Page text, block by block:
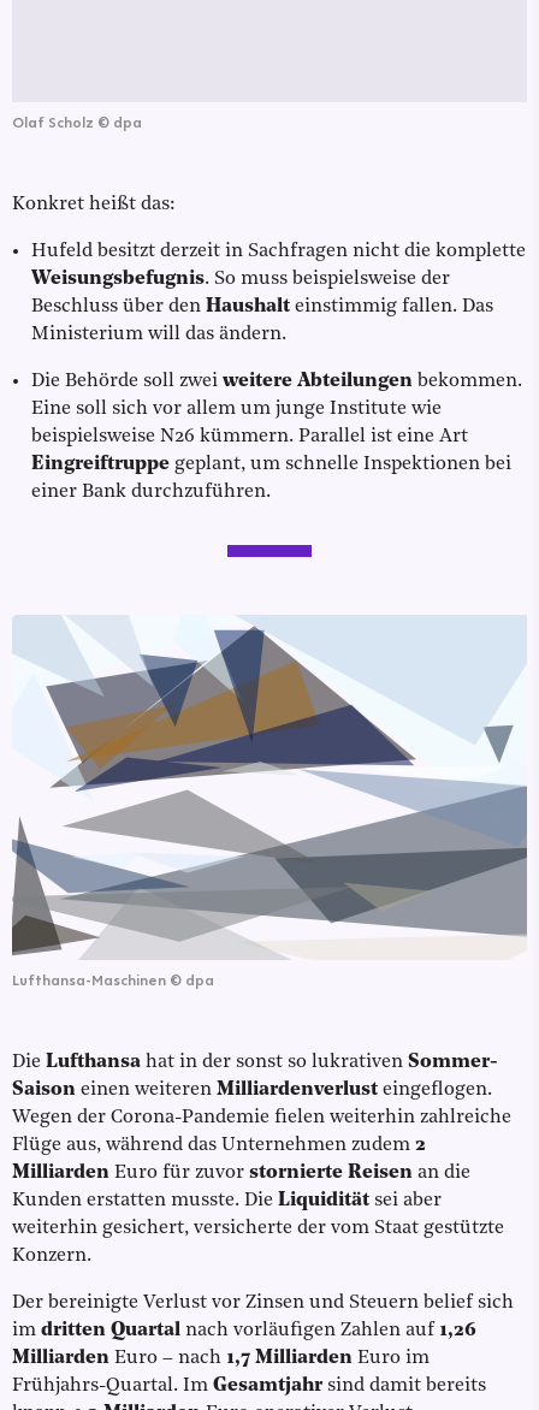
Olaf Scholz © dpa
Konkret heißt das:
Hufeld besitzt derzeit in Sachfragen nicht die komplette
Weisungsbefugnis. So muss beispielsweise der
Beschluss über den Haushalt einstimmig fallen. Das
Ministerium will das ändern.
Die Behörde soll zwei weitere Abteilungen bekommen.
Eine soll sich vor allem um junge Institute wie
beispielsweise N26 kümmern. Parallel ist eine Art
Eingreiftruppe geplant, um schnelle Inspektionen bei
einer Bank durchzuführen.
Lufthansa-Maschinen © dpa
Die Lufthansa hat in der sonst so lukrativen Sommer-
Saison einen weiteren Milliardenverlust eingeflogen.
Wegen der Corona-Pandemie fielen weiterhin zahlreiche
Flüge aus, während das Unternehmen zudem 2
Milliarden Euro für zuvor stornierte Reisen an die
Kunden erstatten musste. Die Liquidität sei aber
weiterhin gesichert, versicherte der vom Staat gestützte
Konzern.
Der bereinigte Verlust vor Zinsen und Steuern belief sich
im dritten Quartal nach vorläufigen Zahlen auf 1,26
Milliarden Euro – nach 1,7 Milliarden Euro im
Frühjahrs-Quartal. Im Gesamtjahrsind damit bereits